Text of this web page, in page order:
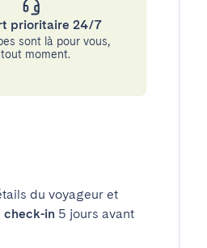
prioritaire 24/7
sont là pour vous,
moment.
du voyageur et
check-in 5 jours avant